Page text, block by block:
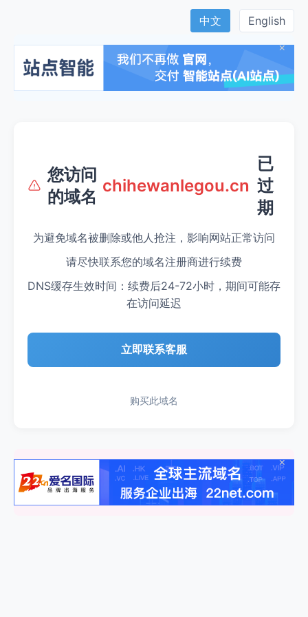
中文
English
×
您访问
的域名
chihewanlegou.cn
已
过
期
为避免域名被删除或他人抢注，影响网站正常访问
请尽快联系您的域名注册商进行续费
DNS缓存生效时间：续费后24-72小时，期间可能存
在访问延迟
立即联系客服
购买此域名
×